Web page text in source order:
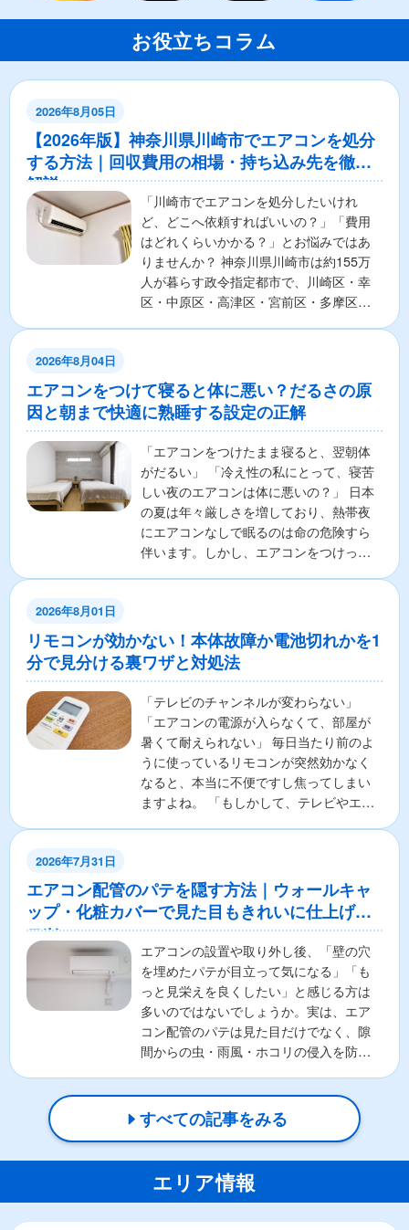
お役立ちコラム
2026年8月05日
【2026年版】神奈川県川崎市でエアコンを処分
する方法｜回収費用の相場・持ち込み先を徹底
解説
「川崎市でエアコンを処分したいけれ
ど、どこへ依頼すればいいの？」「費用
はどれくらいかかる？」とお悩みではあ
りませんか？ 神奈川県川崎市は約155万
人が暮らす政令指定都市で、川崎区・幸
区・中原区・高津区・宮前区・多摩区・
2026年8月04日
エアコンをつけて寝ると体に悪い？だるさの原
因と朝まで快適に熟睡する設定の正解
「エアコンをつけたまま寝ると、翌朝体
がだるい」 「冷え性の私にとって、寝苦
しい夜のエアコンは体に悪いの？」 日本
の夏は年々厳しさを増しており、熱帯夜
にエアコンなしで眠るのは命の危険すら
伴います。しかし、エアコンをつけっぱ
2026年8月01日
リモコンが効かない！本体故障か電池切れかを1
分で見分ける裏ワザと対処法
「テレビのチャンネルが変わらない」
「エアコンの電源が入らなくて、部屋が
暑くて耐えられない」 毎日当たり前のよ
うに使っているリモコンが突然効かなく
なると、本当に不便ですし焦ってしまい
ますよね。 「もしかして、テレビやエア
2026年7月31日
エアコン配管のパテを隠す方法｜ウォールキャ
ップ・化粧カバーで見た目もきれいに仕上げる
コツ
エアコンの設置や取り外し後、「壁の穴
を埋めたパテが目立って気になる」「も
っと見栄えを良くしたい」と感じる方は
多いのではないでしょうか。実は、エア
コン配管のパテは見た目だけでなく、隙
間からの虫・雨風・ホコリの侵入を防ぐ
すべての記事をみる
エリア情報